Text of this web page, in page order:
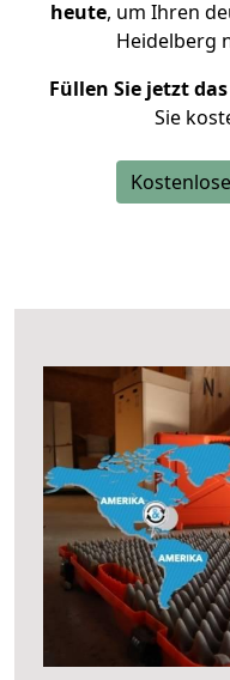
heute, um Ihren
Heidelberg
Füllen Sie jetzt
Sie